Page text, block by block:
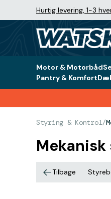
Hurtig levering, 1-3
Motor & Motorbåd
Pantry & Komfort
Styring & Kontrol/
Tilbage